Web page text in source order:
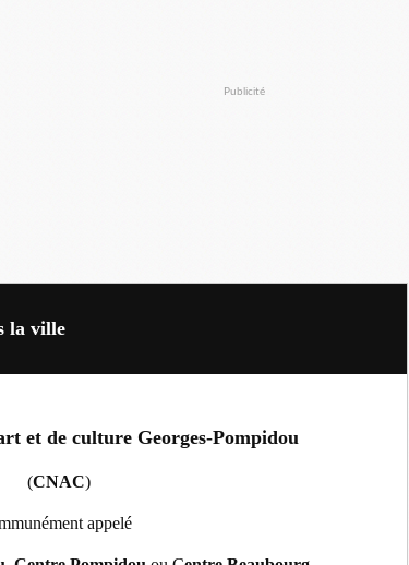
Publicité
la ville
et de culture Georges-Pompidou
(CNAC)
appelé